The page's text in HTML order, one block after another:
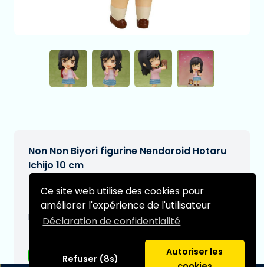
Ce site web utilise des cookies pour
améliorer l'expérience de l'utilisateur
Déclaration de confidentialité
Refuser (8s)
Autoriser les
Non Non Biyori figurine Nendoroid Hotaru
Ichijo 10 cm
€50,95 [Sous réserve de modifications]
Date de livraison prévue:
N/A
Type:
Figurines d'anime